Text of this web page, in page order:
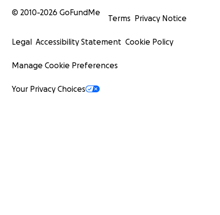
© 2010-2026 GoFundMe
Terms Privacy Notice
Legal Accessibility Statement Cookie Policy
Manage Cookie Preferences
Your Privacy Choices